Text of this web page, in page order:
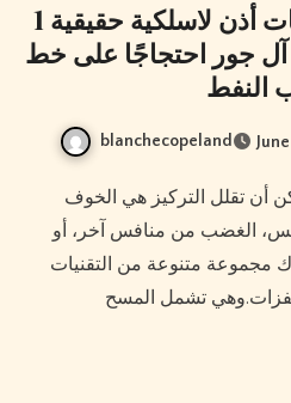
سماعات أذن لاسلكية حقيقية 1more Q10 تم
آل جور احتجاجًا على خط
النفط
blanchecopeland
الغضب من منافس آخر، أو
مجموعة متنوعة من التقنيات